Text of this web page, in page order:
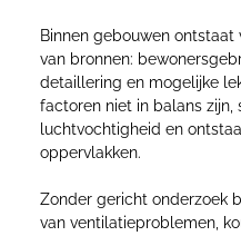
Binnen gebouwen
van bronnen:
detaillering en mogelijke
factoren niet in balans zijn,
luchtvochtigheid en
oppervlakken.
Zonder gericht onderzoek
van ventilatieproblemen,